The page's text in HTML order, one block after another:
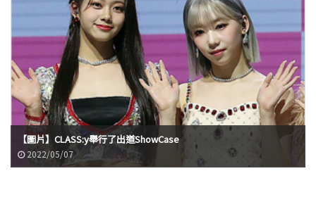
【圖片】CLASS:y舉行了出道ShowCase
2022/05/07